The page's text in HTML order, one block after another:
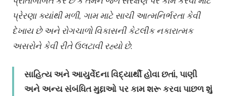
પ્રેરણા ક્યાંથી મળી, ગામ માટે સાચી આત્મનિર્ભરતા કેવી
દેખાય છે અને રોગચાળો વિકાસની કેટલીકનકારાત્મક
અસરોને કેવી રીતે ઉલટાવી રહ્યો છે.
સાહિત્ય અને આયુર્વેદના વિદ્યાર્થી હોવા છતાં,પાણી
અને અન્ય સંબંધિત મુદ્દાઓ પર કામ શરૂ કરવા પાછળ શું